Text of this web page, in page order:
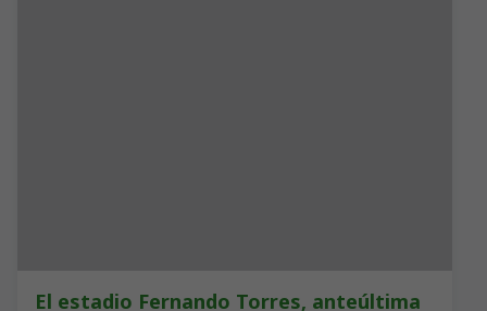
El estadio Fernando Torres, anteúltima